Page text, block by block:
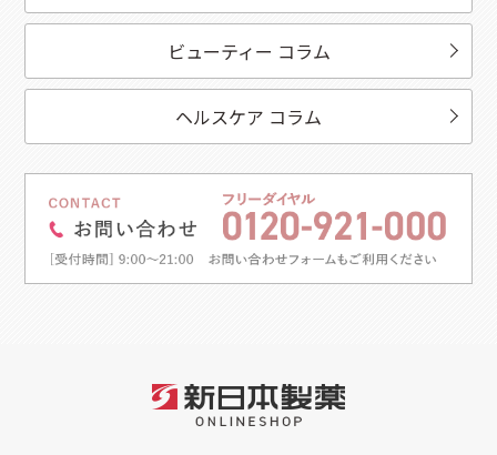
ビューティー コラム
ヘルスケア コラム